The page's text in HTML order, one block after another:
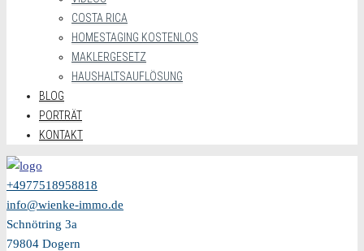
COSTA RICA
HOMESTAGING KOSTENLOS
MAKLERGESETZ
HAUSHALTSAUFLÖSUNG
BLOG
PORTRÄT
KONTAKT
+4977518958818
info@wienke-immo.de
Schnötring 3a
79804 Dogern